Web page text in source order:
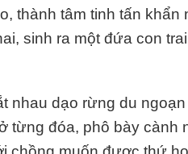
thành tâm tinh tấn
sinh ra một đứa con
nhau dạo rừng du
từng đóa, phô bày cành